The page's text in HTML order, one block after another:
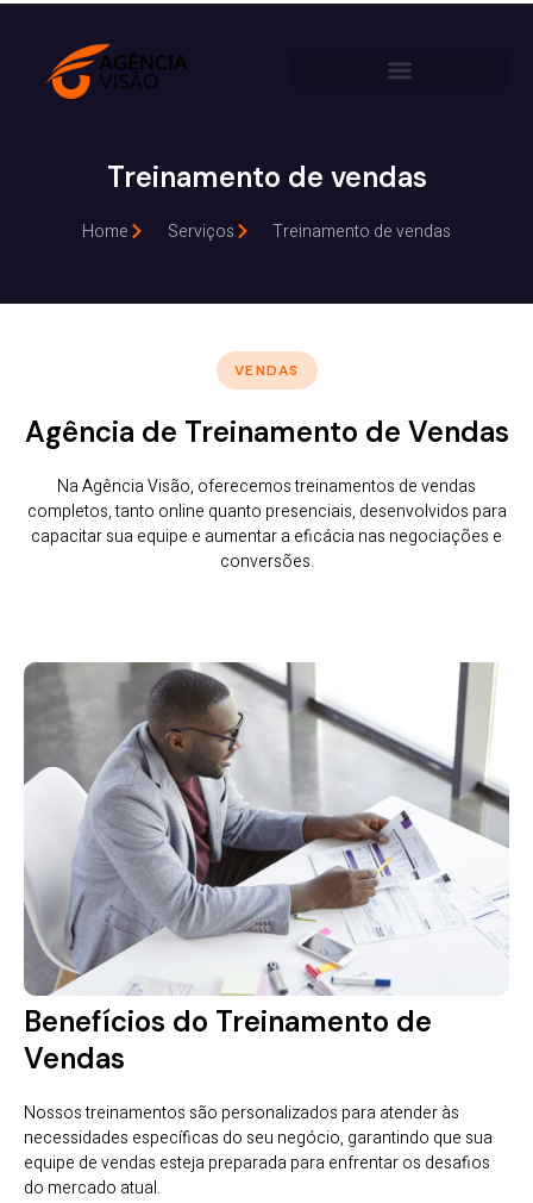
Treinamento de vendas
Home Serviços Treinamento de vendas
VENDAS
Agência de Treinamento de Vendas
Na Agência Visão, oferecemos treinamentos de vendas
completos, tanto online quanto presenciais, desenvolvidos para
capacitar sua equipe e aumentar a eficácia nas negociações e
conversões.
Benefícios do Treinamento de
Vendas
Nossos treinamentos são personalizados para atender às
necessidades específicas do seu negócio, garantindo que sua
equipe de vendas esteja preparada para enfrentar os desafios
do mercado atual.